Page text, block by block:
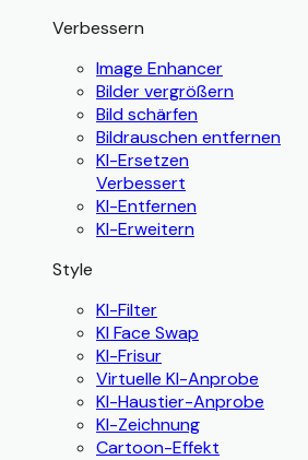
Verbessern
Image Enhancer
Bilder vergrößern
Bild schärfen
Bildrauschen entfernen
KI-Ersetzen
Verbessert
KI-Entfernen
KI-Erweitern
Style
KI-Filter
KI Face Swap
KI-Frisur
Virtuelle KI-Anprobe
KI-Haustier-Anprobe
KI-Zeichnung
Cartoon-Effekt